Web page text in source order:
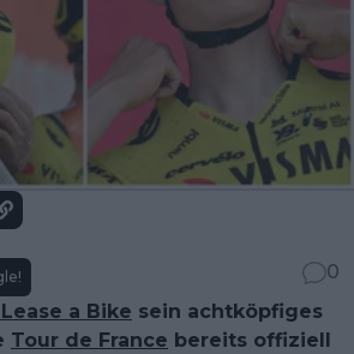
0
a Bike sein achtköpfiges
Tour de France bereits offiziell